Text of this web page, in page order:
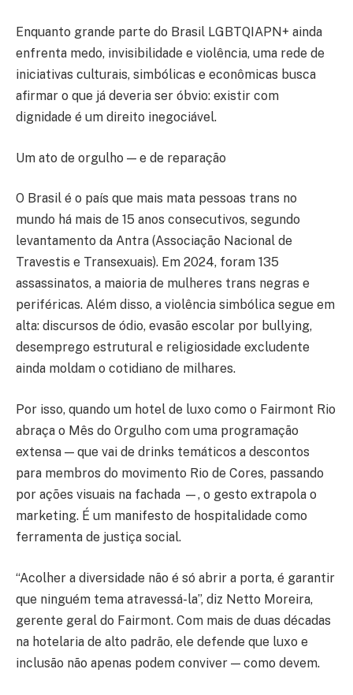
Enquanto grande parte do Brasil LGBTQIAPN+ ainda
enfrenta medo, invisibilidade e violência, uma rede de
iniciativas culturais, simbólicas e econômicas busca
afirmar o que já deveria ser óbvio: existir com
dignidade é um direito inegociável.
Um ato de orgulho — e de reparação
O Brasil é o país que mais mata pessoas trans no
mundo há mais de 15 anos consecutivos, segundo
levantamento da Antra (Associação Nacional de
Travestis e Transexuais). Em 2024, foram 135
assassinatos, a maioria de mulheres trans negras e
periféricas. Além disso, a violência simbólica segue em
alta: discursos de ódio, evasão escolar por bullying,
desemprego estrutural e religiosidade excludente
ainda moldam o cotidiano de milhares.
Por isso, quando um hotel de luxo como o Fairmont Rio
abraça o Mês do Orgulho com uma programação
extensa — que vai de drinks temáticos a descontos
para membros do movimento Rio de Cores, passando
por ações visuais na fachada —, o gesto extrapola o
marketing. É um manifesto de hospitalidade como
ferramenta de justiça social.
“Acolher a diversidade não é só abrir a porta, é garantir
que ninguém tema atravessá-la”, diz Netto Moreira,
gerente geral do Fairmont. Com mais de duas décadas
na hotelaria de alto padrão, ele defende que luxo e
inclusão não apenas podem conviver — como devem.